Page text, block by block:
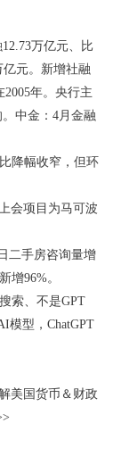
万亿元、比
亿元。新增社融
年。央行主
中金：4月金融
降幅收窄，但环
会项目为马可波
二手房咨询量增
增96%。
索、不是GPT
模型，ChatGPT
美国货币＆财政